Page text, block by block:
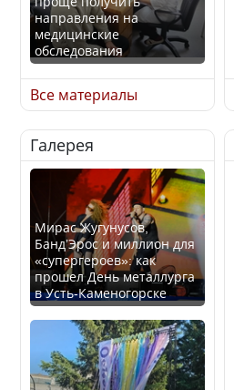
направления на
медицинские
обследования
Қазақстан Орталық Азия
елдері арасында әл-ауқат
индексінде көш бастады
Казахстан возглавил
рейтинг благополучия
среди стран Центральной
Азии
Все материалы
Галерея
Мирас Жугунусов,
Банд’Эрос и миллион для
«супергероев»: как
прошел День металлурга
в Усть-Каменогорске